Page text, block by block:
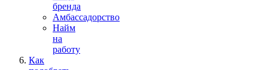
бренда
Амбассадорство
Найм
на
работу
Как